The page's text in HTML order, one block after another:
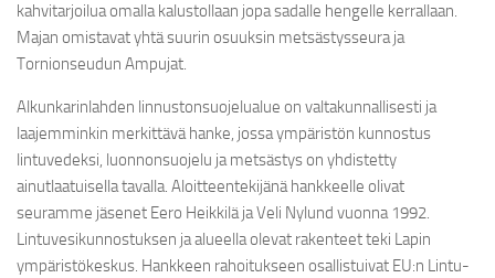
kahvitarjoilua omalla kalustollaan jopa sadalle hengelle kerrallaan.
Majan omistavat yhtä suurin osuuksin metsästysseura ja
Tornionseudun Ampujat.
Alkunkarinlahden linnustonsuojelualue on valtakunnallisesti ja
laajemminkin merkittävä hanke, jossa ympäristön kunnostus
lintuvedeksi, luonnonsuojelu ja metsästys on yhdistetty
ainutlaatuisella tavalla. Aloitteentekijänä hankkeelle olivat
seuramme jäsenet Eero Heikkilä ja Veli Nylund vuonna 1992.
Lintuvesikunnostuksen ja alueella olevat rakenteet teki Lapin
ympäristökeskus. Hankkeen rahoitukseen osallistuivat EU:n Lintu-